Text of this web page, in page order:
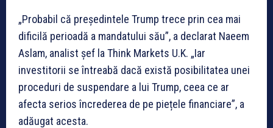
„Probabil că președintele Trump trece prin cea mai
dificilă perioadă a mandatului său”, a declarat Naeem
Aslam, analist șef la Think Markets U.K. „Iar
investitorii se întreabă dacă există posibilitatea unei
proceduri de suspendare a lui Trump, ceea ce ar
afecta serios încrederea de pe piețele financiare”, a
adăugat acesta.